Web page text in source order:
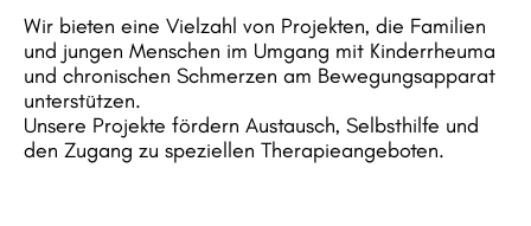
Wir bieten eine Vielzahl von Projekten, die Familien
und jungen Menschen im Umgang mit Kinderrheuma
und chronischen Schmerzen am Bewegungsapparat
unterstützen.
Unsere Projekte fördern Austausch, Selbsthilfe und
den Zugang zu speziellen Therapieangeboten.